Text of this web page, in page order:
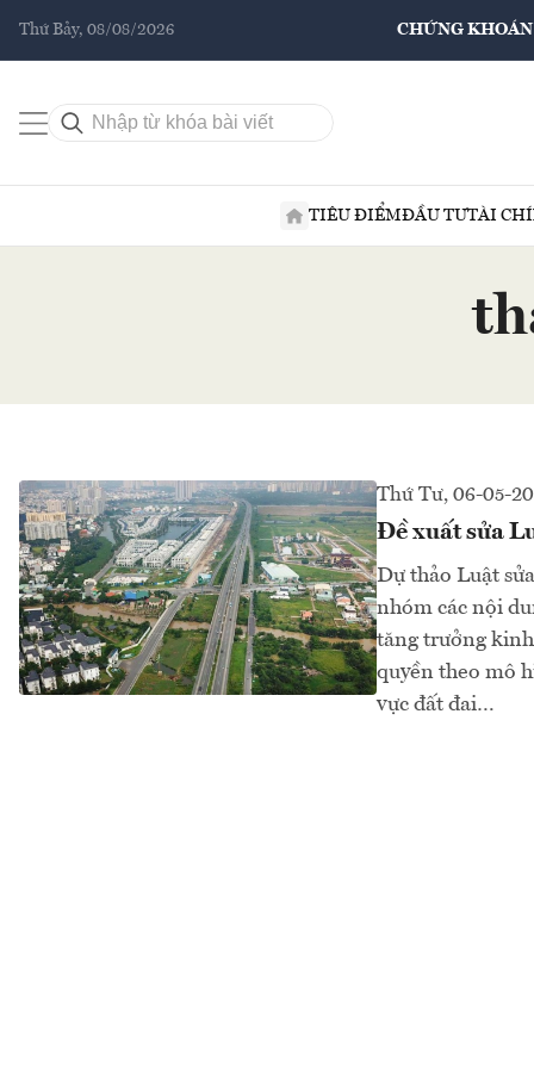
Thứ Bảy, 08/08/2026 CHỨNG KHOÁN
TIÊU ĐIỂMĐẦU TƯTÀI
Thứ Tư, 06-05-
Đề xuất sửa
Dự thảo Luật
nhóm các nội
tăng trưởng kinh
quyền theo mô
vực đất đai…